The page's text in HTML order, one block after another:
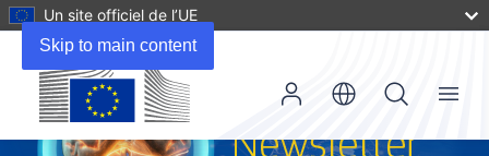
Skip to main content
Un site officiel de l’UE
Menu